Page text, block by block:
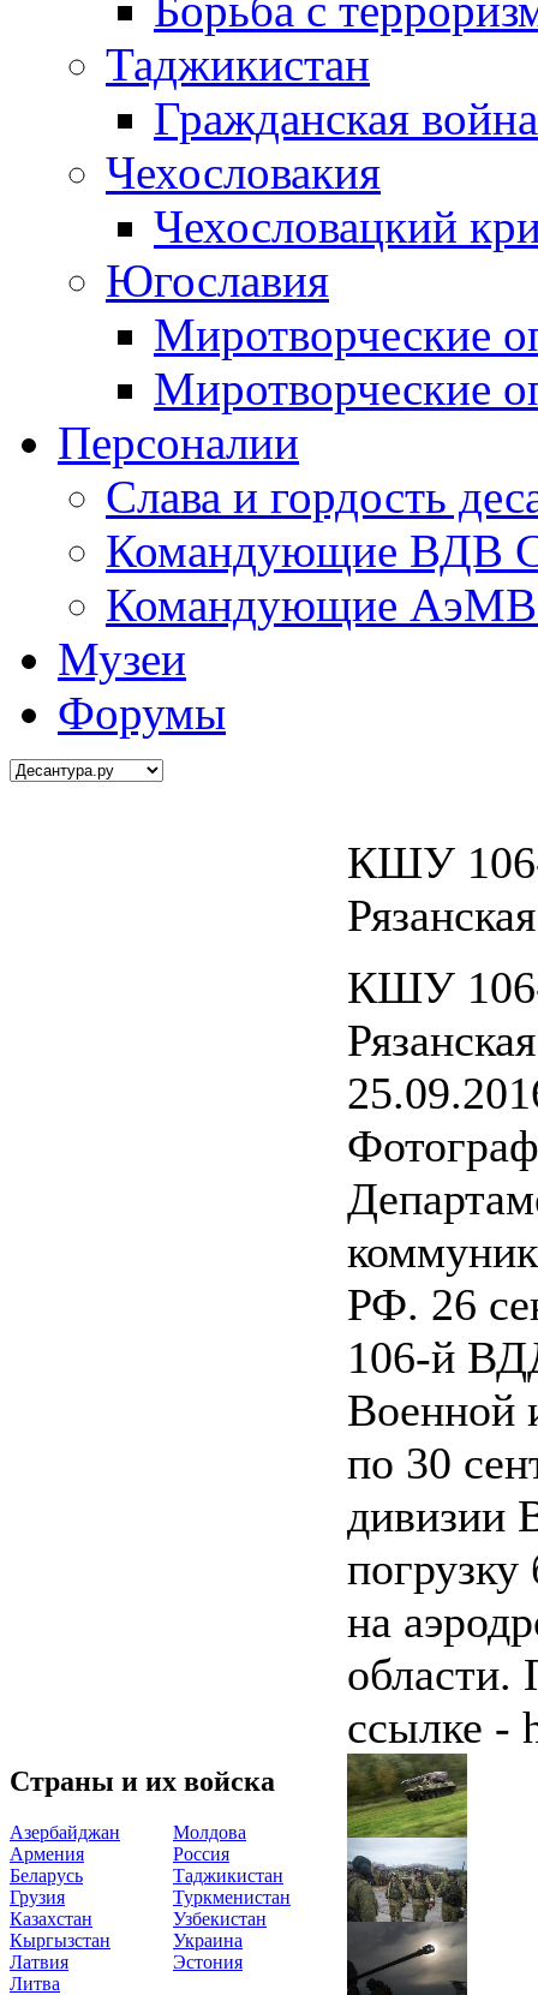
Таджикистан
Гражданская
Чехословакия
Чехословацкий
Югославия
Миротворческие
Миротворческие
Персоналии
Слава и гордость
Командующие ВДВ
Командующие АэМВ
Музеи
Форумы
Страны и их войска
Азербайджан
Армения
Беларусь
Грузия
Казахстан
Кыргызстан
Латвия
Литва
Молдова
Россия
Таджикистан
Туркменистан
Узбекистан
Украина
Эстония
КШУ
КШУ
РФ. 26
106-й
Военной
по 30
дивизии
на
области.
ссылке -